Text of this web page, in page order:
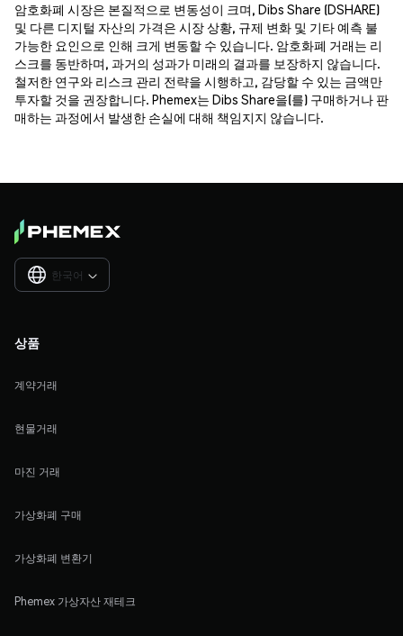
암호화폐 시장은 본질적으로 변동성이 크며, Dibs Share (DSHARE)
및 다른 디지털 자산의 가격은 시장 상황, 규제 변화 및 기타 예측 불
가능한 요인으로 인해 크게 변동할 수 있습니다. 암호화폐 거래는 리
스크를 동반하며, 과거의 성과가 미래의 결과를 보장하지 않습니다.
철저한 연구와 리스크 관리 전략을 시행하고, 감당할 수 있는 금액만
투자할 것을 권장합니다. Phemex는 Dibs Share을(를) 구매하거나 판
매하는 과정에서 발생한 손실에 대해 책임지지 않습니다.
한국어 
상품
계약거래
현물거래
마진 거래
가상화폐 구매
가상화폐 변환기
Phemex 가상자산 재테크